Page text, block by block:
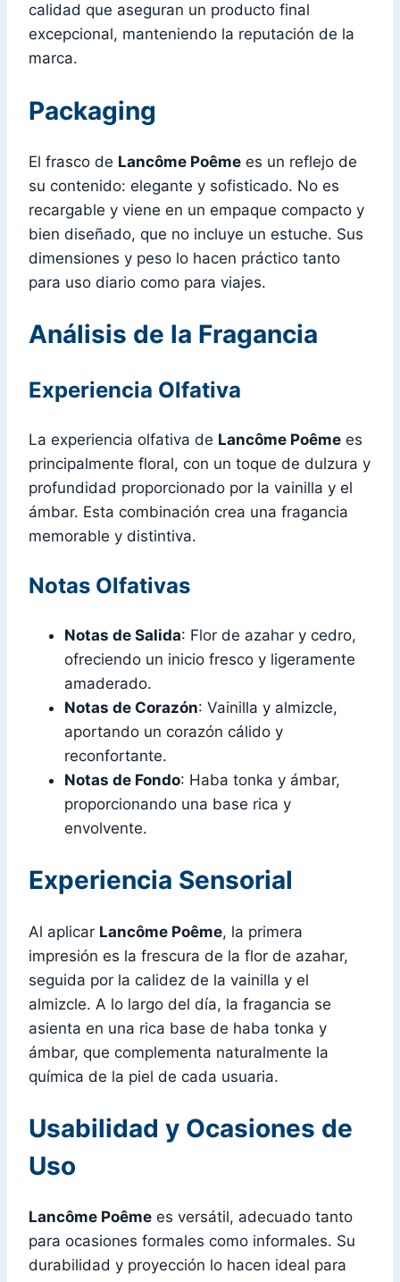
calidad que aseguran un producto final
excepcional, manteniendo la reputación de la
marca.
Packaging
El frasco de Lancôme Poême es un reflejo de
su contenido: elegante y sofisticado. No es
recargable y viene en un empaque compacto y
bien diseñado, que no incluye un estuche. Sus
dimensiones y peso lo hacen práctico tanto
para uso diario como para viajes.
Análisis de la Fragancia
Experiencia Olfativa
La experiencia olfativa de Lancôme Poême es
principalmente floral, con un toque de dulzura y
profundidad proporcionado por la vainilla y el
ámbar. Esta combinación crea una fragancia
memorable y distintiva.
Notas Olfativas
Notas de Salida: Flor de azahar y cedro,
ofreciendo un inicio fresco y ligeramente
amaderado.
Notas de Corazón: Vainilla y almizcle,
aportando un corazón cálido y
reconfortante.
Notas de Fondo: Haba tonka y ámbar,
proporcionando una base rica y
envolvente.
Experiencia Sensorial
Al aplicar Lancôme Poême, la primera
impresión es la frescura de la flor de azahar,
seguida por la calidez de la vainilla y el
almizcle. A lo largo del día, la fragancia se
asienta en una rica base de haba tonka y
ámbar, que complementa naturalmente la
química de la piel de cada usuaria.
Usabilidad y Ocasiones de
Uso
Lancôme Poême es versátil, adecuado tanto
para ocasiones formales como informales. Su
durabilidad y proyección lo hacen ideal para